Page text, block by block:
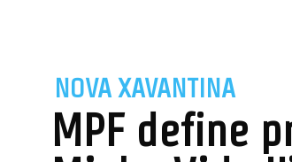
NOVA XAVANTINA
MPF define